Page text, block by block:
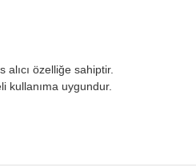
alıcı özelliğe sahiptir.
kullanıma uygundur.